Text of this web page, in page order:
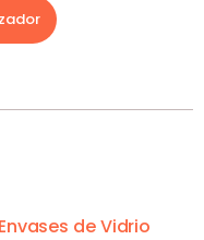
Envases de Vidrio